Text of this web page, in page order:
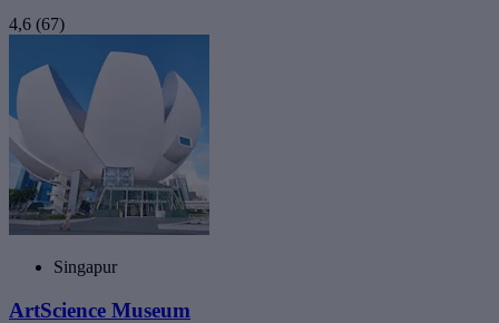
4,6 (67)
Singapur
ArtScience Museum